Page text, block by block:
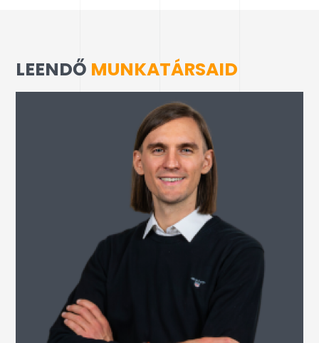
LEENDŐ MUNKATÁRSAID